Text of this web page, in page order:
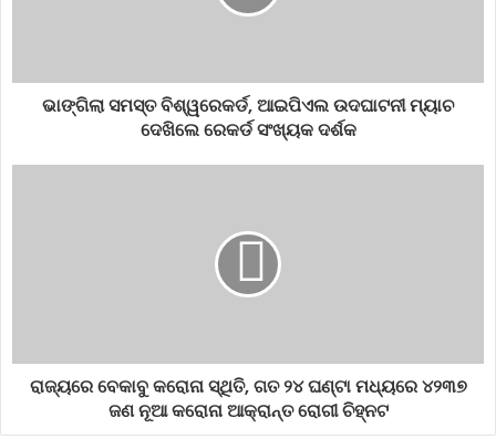
MP APARAJITA SARANGI NCRB
Odisha
ଭାଙ୍ଗିଲା ସମସ୍ତ ବିଶ୍ୱରେକର୍ଡ, ଆଇପିଏଲ ଉଦଘାଟନୀ ମ୍ୟାଚ
ଦେଖିଲେ ରେକର୍ଡ ସଂଖ୍ୟକ ଦର୍ଶକ
ରାଜ୍ୟରେ ବେକାବୁ କରୋନା ସ୍ଥିତି, ଗତ ୨୪ ଘଣ୍ଟା ମଧ୍ୟରେ ୪୨୩୭
ଜଣ ନୂଆ କରୋନା ଆକ୍ରାନ୍ତ ରୋଗୀ ଚିହ୍ନଟ